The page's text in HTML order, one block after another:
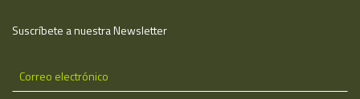
Suscríbete a nuestra Newsletter